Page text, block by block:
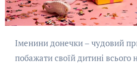
Іменини донечки – чудовий привід, щоб
побажати своїй дитині